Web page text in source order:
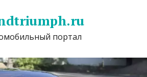
портал